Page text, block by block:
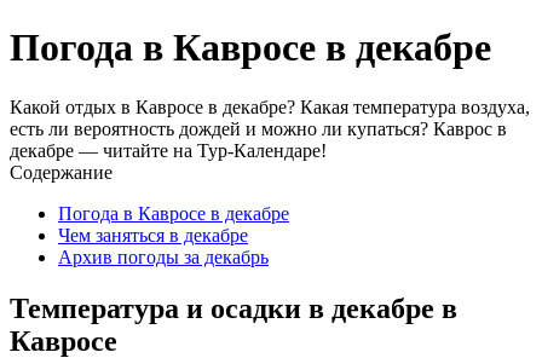
Погода в Кавросе в декабре
Какой отдых в Кавросе в декабре? Какая температура воздуха,
есть ли вероятность дождей и можно ли купаться? Каврос в
декабре — читайте на Тур-Календаре!
Содержание
Погода в Кавросе в декабре
Чем заняться в декабре
Архив погоды за декабрь
Температура и осадки в декабре в
Кавросе